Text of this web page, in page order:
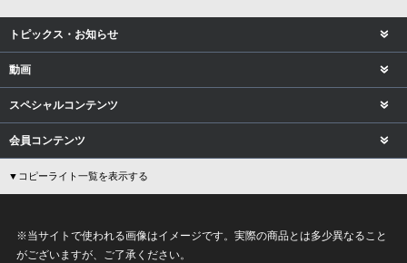
トピックス・お知らせ
動画
スペシャルコンテンツ
会員コンテンツ
▼コピーライト一覧を表示する
※当サイトで使われる画像はイメージです。実際の商品とは多少異なること
がございますが、ご了承ください。